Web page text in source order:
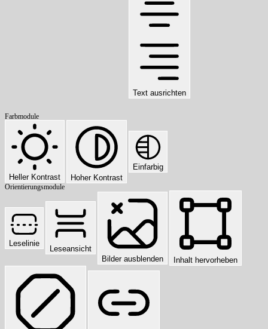
Text ausrichten
Farbmodule
Heller Kontrast Hoher Kontrast
Einfarbig
Orientierungsmodule
Leselinie
Leseansicht
Bilder ausblenden
Inhalt hervorheben